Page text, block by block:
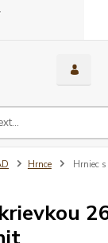
Hrnce
Hrniec